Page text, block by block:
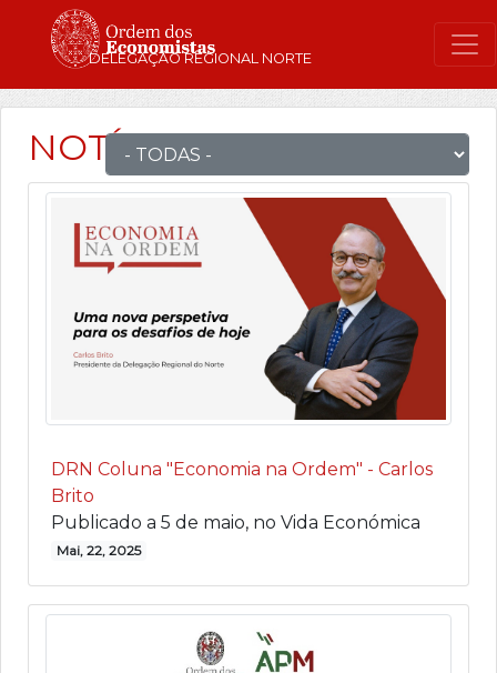
DELEGAÇÃO REGIONAL NORTE
NOTÍCIAS
DRN Coluna "Economia na Ordem" - Carlos
Brito
Publicado a 5 de maio, no Vida Económica
Mai, 22, 2025